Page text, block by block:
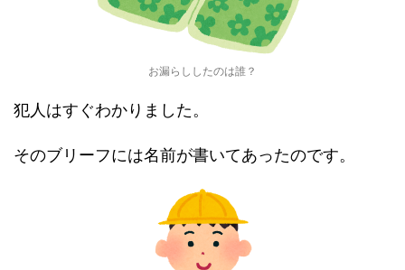
お漏らししたのは誰？
犯人はすぐわかりました。
そのブリーフには名前が書いてあったのです。